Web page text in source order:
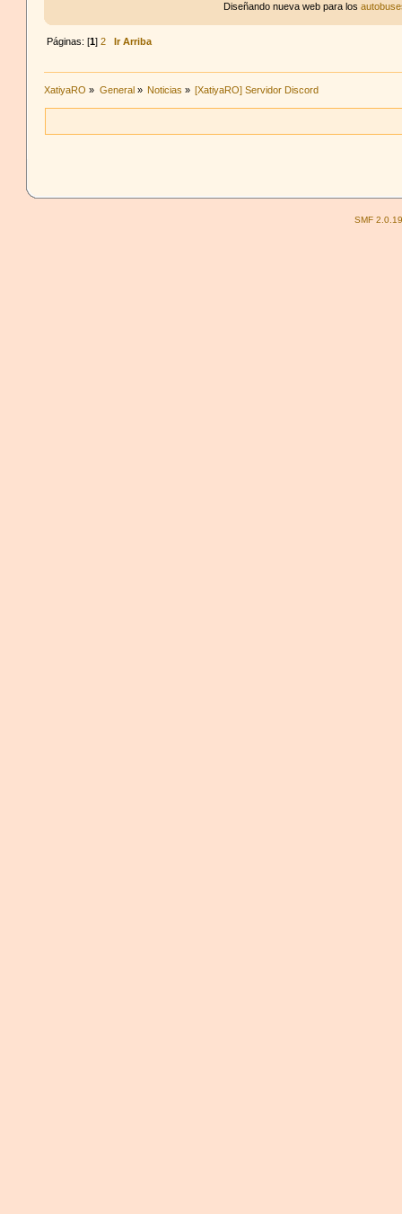
Diseñando nueva web para los
Páginas: [1] 2 Ir Arriba
XatiyaRO » General» Noticias » [XatiyaRO] Servidor Discord
SMF 2.0.19